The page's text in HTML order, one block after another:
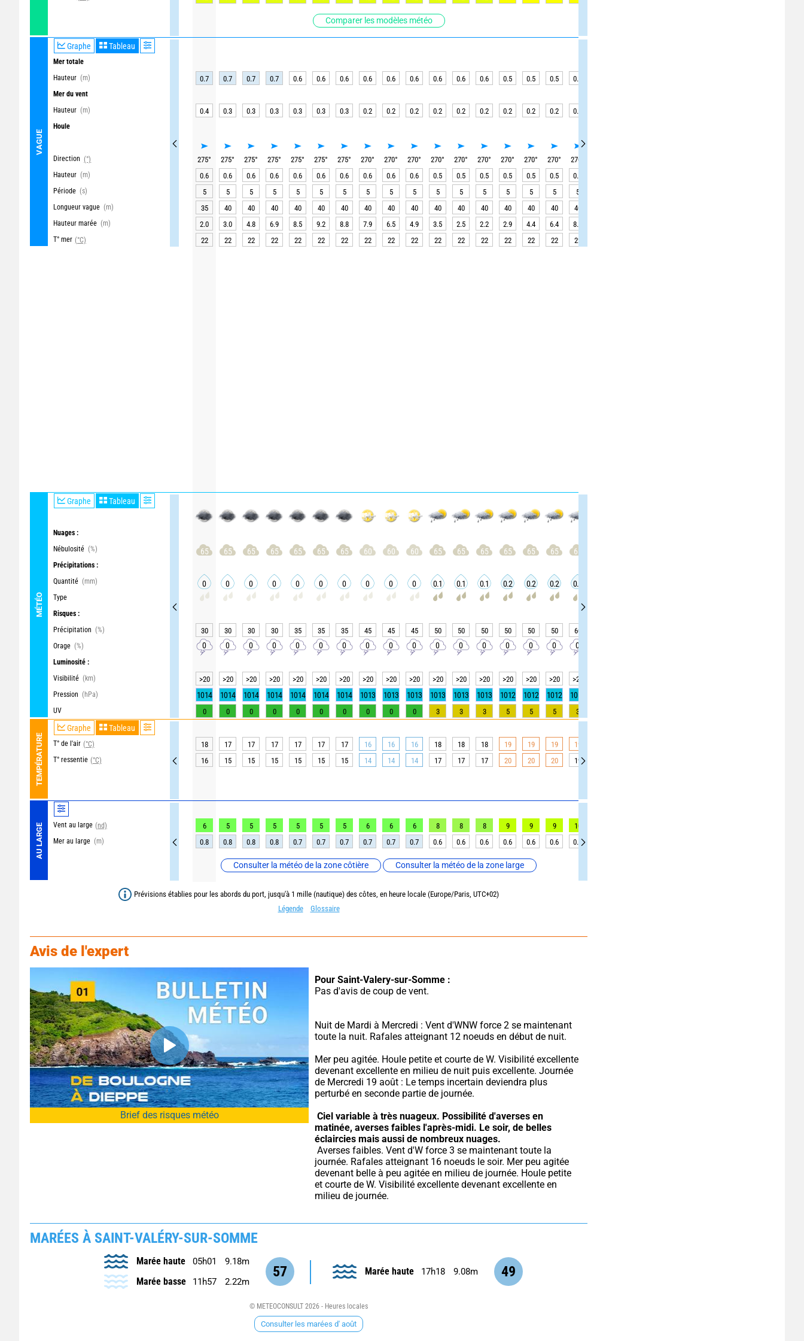
Comparer les modèles météo
VAGUE
Graphe Tableau
Mer totale
Hauteur (m)
Mer du vent
Hauteur (m)
Houle
Direction (°)
Hauteur (m)
Période (s)
Longueur vague (m)
Hauteur marée (m)
T° mer (°C)
MÉTÉO
Graphe Tableau
Nuages :
Nébulosité (%)
Précipitations :
Quantité (mm)
Type
Risques :
Précipitation (%)
Orage (%)
Luminosité :
Visibilité (km)
Pression (hPa)
UV
TEMPÉRATURE
Graphe Tableau
T° de l'air (°C)
T° ressentie (°C)
AU LARGE Vent au large (nd)
Mer au large (m)
Consulter la météo de la zone côtière Consulter la météo de la zone large
0.7 0.7 0.7 0.7 0.6 0.6 0.6 0.6 0.6 0.6 0.6 0.6 0.6 0.5 0.5 0.5 0.5
0.4 0.3 0.3 0.3 0.3 0.3 0.3 0.2 0.2 0.2 0.2 0.2 0.2 0.2 0.2 0.2 0.2
275° 275° 275° 275° 275° 275° 275° 270° 270° 270° 270° 270° 270° 270° 270° 270° 270
0.6
0.6 0.6 0.6 0.6 0.6 0.6 0.6 0.6 0.6 0.5 0.5 0.5 0.5 0.5 0.5 0.5
5
5 5 5 5 5 5 5 5 5 5 5 5 5 5 5 5
35
40 40 40 40 40 40 40 40 40 40 40 40 40 40 40 40
2.0
3.0 4.8 6.9 8.5 9.2 8.8 7.9 6.5 4.9 3.5 2.5 2.2 2.9 4.4 6.4 8.1
22
22 22 22 22 22 22 22 22 22 22 22 22 22 22 22 22
65 65 65 65 65 65 65 60 60 60 65 65 65 65 65 65 65
0 0 0 0 0 0 0 0 0 0 0.1 0.1 0.1 0.2 0.2 0.2 0.2
30 30 30 30 35 35 35 45 45 45 50 50 50 50 50 50 60
0 0 0 0 0 0 0 0 0 0 0 0 0 0 0 0 0
>20 >20 >20 >20 >20 >20 >20 >20 >20 >20 >20 >20 >20 >20 >20 >20 >20
1014 1014 1014 1014 1014 1014 1014 1013 1013 1013 1013 1013 1013 1012 1012 1012 1012
0 0 0 0 0 0 0 0 0 0 3 3 3 5 5 5 3
18 17 17 17 17 17 17 16 16 16 18 18 18 19 19 19 19
16
15 15 15 15 15 15 14 14 14 17 17 17 20 20 20 19
6 5 5 5 5 5 5 6 6 6 8 8 8 9 9 9 10
0.8
0.8 0.8 0.8 0.7 0.7 0.7 0.7 0.7 0.7 0.6 0.6 0.6 0.6 0.6 0.6 0.6
Prévisions établies pour les abords du port, jusqu'à 1 mille (nautique) des côtes, en heure locale (Europe/Paris, UTC+02)
Légende
Glossaire
Avis de l'expert
Brief des risques météo
Pour Saint-Valery-sur-Somme :
Pas d'avis de coup de vent.
Nuit de Mardi à Mercredi : Vent d'WNW force 2 se maintenant
toute la nuit. Rafales atteignant 12 noeuds en début de nuit.
Mer peu agitée. Houle petite et courte de W. Visibilité excellente
devenant excellente en milieu de nuit puis excellente. Journée
de Mercredi 19 août : Le temps incertain deviendra plus
perturbé en seconde partie de journée.
Ciel variable à très nuageux. Possibilité d'averses en
matinée, averses faibles l'après-midi. Le soir, de belles
éclaircies mais aussi de nombreux nuages.
journée. Rafales atteignant 16 noeuds le soir. Mer peu agitée
devenant belle à peu agitée en milieu de journée. Houle petite
et courte de W. Visibilité excellente devenant excellente en
milieu de journée.
MARÉES À SAINT-VALÉRY-SUR-SOMME
57
Marée haute 05h01 9.18m
Marée basse 11h57 2.22m
49
Marée haute 17h18 9.08m
© METEOCONSULT 2026 - Heures locales
Consulter les marées d' août